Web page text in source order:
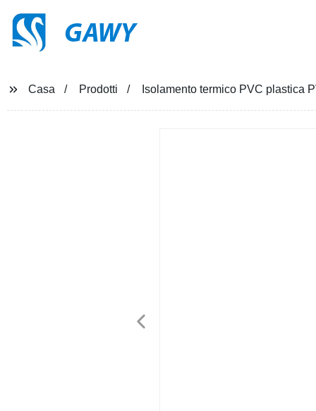
GAWY
Casa Prodotti Isolamento termico PVC plastica